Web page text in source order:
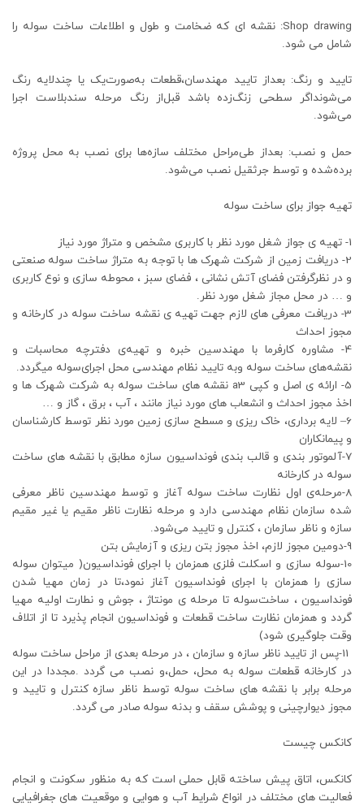
Shop drawing: نقشه ای که ضخامت و طول و اطلاعات ساخت سوله را
شامل می شود.
تایید و رنگ: بعداز تایید مهندسان،قطعات به‌صورت‌یک یا چندلایه رنگ
می‌شونداگر سطحی زنگ‌زده باشد قبل‌از رنگ مرحله سندبلاست اجرا
می‌شود.
حمل و نصب: بعداز طی‌مراحل مختلف سازه‌ها برای نصب به محل پروژه
برده‌شده و توسط جرثقیل نصب می‌شود.
تهیه جواز برای ساخت سوله
1- تهیه ی جواز شغل مورد نظر با کاربری مشخص و متراژ مورد نیاز
2- دریافت زمین از شرکت شهرک ها با توجه به متراژ ساخت سوله صنعتی
و در نظرگرفتن فضای آتش نشانی ، فضای سبز ، محوطه سازی و نوع کاربری
و … در محل مجاز شغل مورد نظر.
3- دریافت معرفی های لازم جهت تهیه ی نقشه ساخت سوله در کارخانه و
مجوز احداث
4- مشاوره کارفرما با مهندسین خبره و تهیه‌ی دفترچه محاسبات و
نقشه‌های ساخت سوله وبه تایید نظام مهندسی محل اجرای‌سوله میگردد.
5- ارائه ی اصل و کپی a3 نقشه های ساخت سوله به شرکت شهرک ها و
اخذ مجوز احداث و انشعاب های مورد نیاز مانند ، آب ، برق ، گاز و …
6– لایه برداری، خاک ریزی و مسطح سازی زمین مورد نظر توسط کارشناسان
و پیمانکاران
7-آلموتور بندی و قالب بندی فونداسیون سازه مطابق با نقشه های ساخت
سوله در کارخانه
8-مرحله‌ی اول نظارت ساخت سوله آغاز و توسط مهندسین ناظر معرفی
شده سازمان نظام مهندسی دارد و مرحله نظارت ناظر مقیم یا غیر مقیم
سازه و ناظر سازمان ، کنترل و تایید می‌شود.
9-دومین مجوز لازم، اخذ مجوز بتن ریزی و آزمایش بتن
10-سوله سازی و اسکلت فلزی همزمان با اجرای فونداسیون( میتوان سوله
سازی را همزمان با اجرای فونداسیون آغاز نمود،تا در زمان مهیا شدن
فونداسیون ، ساخت‌سوله تا مرحله ی مونتاژ ، جوش و نطارت اولیه مهیا
گردد و همزمان نظارت ساخت قطعات و فونداسیون انجام پذیرد تا از اتلاف
وقت جلوگیری شود)
11-پس از تایید ناظر سازه و سازمان ، در مرحله بعدی از مراحل ساخت سوله
در کارخانه قطعات سوله به محل‌، حمل،و نصب می گردد .مجددا در این
مرحله برابر با نقشه های ساخت سوله توسط ناظر سازه کنترل‌ و تایید و
مجوز دیوارچینی و پوشش سقف و بدنه سوله صادر می گردد.
کانکس چیست
کانکس، اتاق پیش ساخته قابل حملی است که به منظور سکونت و انجام
فعالیت های مختلف در انواع شرایط آب و هوایی و موقعیت های جغرافیایی